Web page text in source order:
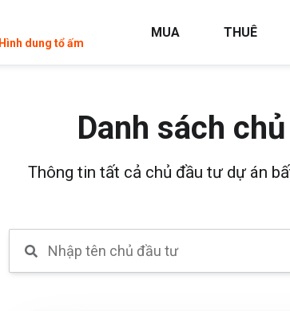
Hình dung tổ ấm
MUA THUÊ
Danh sách
Thông tin tất cả chủ đầu tư dự án